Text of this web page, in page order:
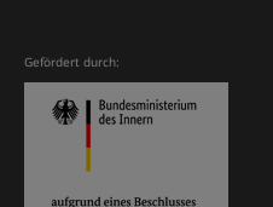
Gefördert durch: